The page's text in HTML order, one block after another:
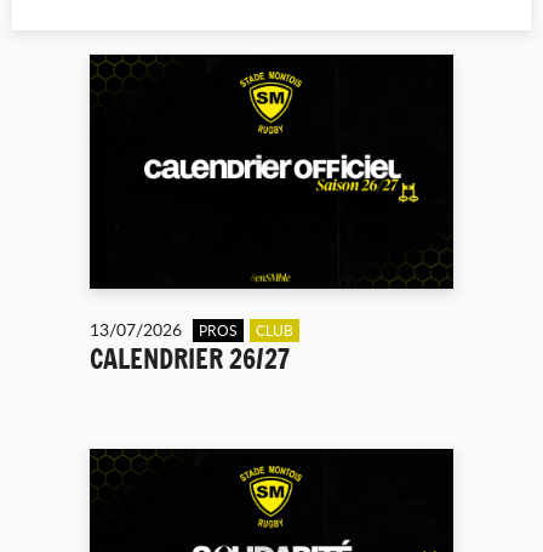
13/07/2026 PROS CLUB
CALENDRIER 26/27